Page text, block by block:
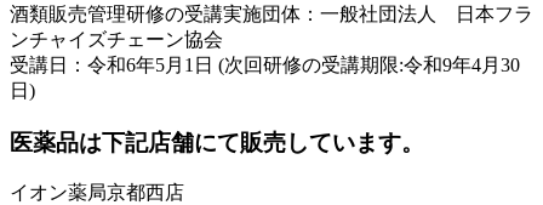
酒類販売管理研修の受講実施団体：一般社団法人 日本フラ
ンチャイズチェーン協会
受講日：令和6年5月1日 (次回研修の受講期限:令和9年4月30
日)
医薬品は下記店舗にて販売しています。
イオン薬局京都西店